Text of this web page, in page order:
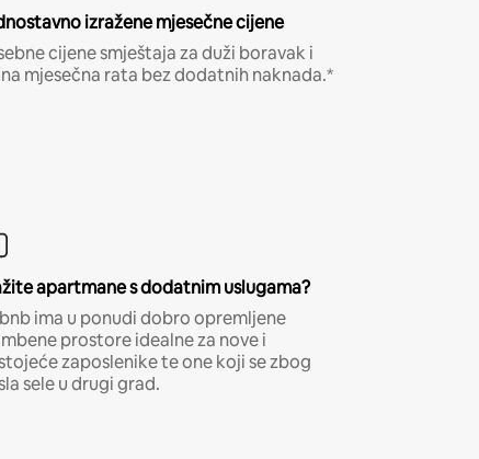
izražene mjesečne cijene
cijene smještaja za duži boravak i
mjesečna rata bez dodatnih naknada.*
apartmane s dodatnim uslugama?
ima u ponudi dobro opremljene
prostore idealne za nove i
zaposlenike te one koji se zbog
sele u drugi grad.